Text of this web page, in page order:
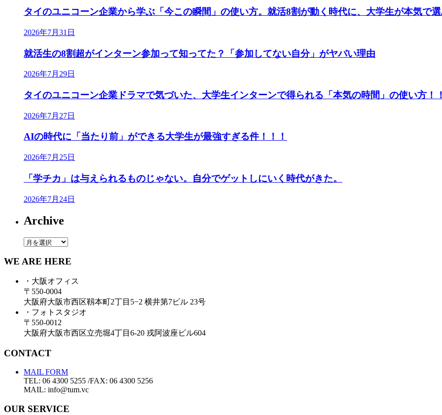
タイのユニコーン企業から学ぶ「今この瞬間」の使い方。就活8割が動く時代に、大学生が本気で
2026年7月31日
就活生の8割超がインターン参加って知ってた？「参加してない自分」がヤバい理由
2026年7月29日
タイのユニコーン企業ドラマで気づいた、大学生インターンで得られる「本気の時間」の使い方！！
2026年7月27日
AIの時代に「当たり前」ができる大学生が最強すぎる件！！！
2026年7月25日
「学チカ」は与えられるものじゃない。自分でゲットしにいく時代がきた。
2026年7月24日
Archive
Archive
WE ARE HERE
・大阪オフィス
〒550-0004
大阪府大阪市西区靱本町2丁目5−2 横井第7ビル 23号
・フォトスタジオ
〒550-0012
大阪府大阪市西区立売堀4丁目6-20 戎阿波座ビル604
CONTACT
MAIL FORM
TEL: 06 4300 5255 /FAX: 06 4300 5256
MAIL: info@tum.vc
OUR SERVICE